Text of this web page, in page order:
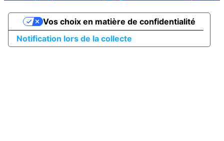
Notification lors de la collecte
Vos choix en matière de confidentialité